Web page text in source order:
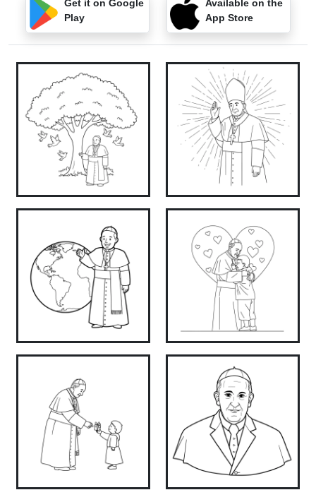
Get it on Google
Play
Available on the
App Store